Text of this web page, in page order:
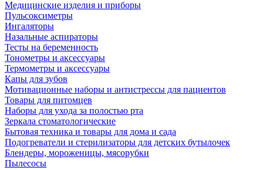
Медицинские изделия и приборы
Пульсоксиметры
Ингаляторы
Назальные аспираторы
Тесты на беременность
Тонометры и аксессуары
Термометры и аксессуары
Капы для зубов
Мотивационные наборы и антистрессы для пациентов
Товары для питомцев
Наборы для ухода за полостью рта
Зеркала стоматологические
Бытовая техника и товары для дома и сада
Подогреватели и стерилизаторы для детских бутылочек
Блендеры, мороженицы, мясорубки
Пылесосы